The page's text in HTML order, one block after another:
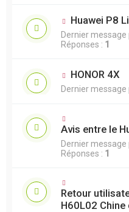
Huawei P8
Dernier message
Réponses : 1
HONOR 4X
Dernier message
Avis entre le
Dernier message
Réponses : 1
Retour
H60L02 Chine